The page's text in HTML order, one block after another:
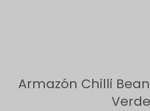
Armazón Chilli
Verde